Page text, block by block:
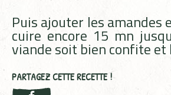
Puis ajouter les amandes
cuire encore 15 mn
viande soit bien confite et
PARTAGEZ CETTE RECETTE !